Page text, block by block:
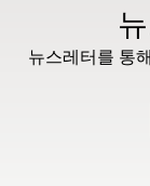
뉴스레터를 통